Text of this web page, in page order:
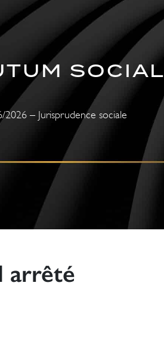
SOCIAL
2026 – Jurisprudence sociale
arrêté